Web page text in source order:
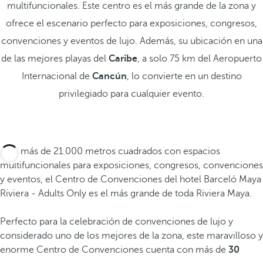
multifuncionales. Este centro es el más grande de la zona y
ofrece el escenario perfecto para exposiciones, congresos,
convenciones y eventos de lujo. Además, su ubicación en una
de las mejores playas del Caribe, a solo 75 km del Aeropuerto
Internacional de Cancún, lo convierte en un destino
privilegiado para cualquier evento.
Con más de 21.000 metros cuadrados con espacios
multifuncionales para exposiciones, congresos, convenciones
y eventos, el Centro de Convenciones del hotel Barceló Maya
Riviera - Adults Only es el más grande de toda Riviera Maya.
Perfecto para la celebración de convenciones de lujo y
considerado uno de los mejores de la zona, este maravilloso y
enorme Centro de Convenciones cuenta con más de 30